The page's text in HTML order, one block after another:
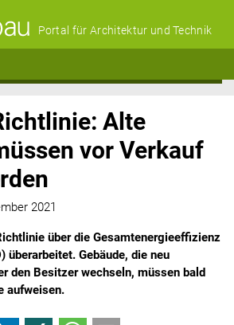
Portal für Architektur und Technik
Alte
vor Verkauf
2021
über die Gesamtenergieeffizienz
überarbeitet. Gebäude, die neu
den Besitzer wechseln, müssen bald
aufweisen.